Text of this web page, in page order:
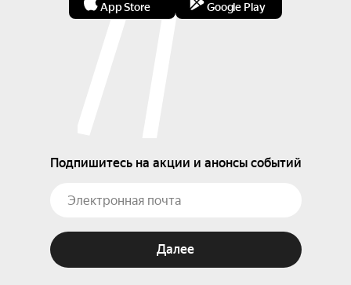
App Store Google Play
Подпишитесь на акции и анонсы событий
Далее